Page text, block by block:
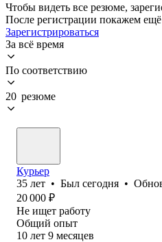
Чтобы видеть все резюме,
После регистрации покажем
Зарегистрироваться
За всё время
По соответствию
20 резюме
Курьер
35 лет • Был сегодня •
20 000 ₽
Не ищет работу
Общий опыт
10 лет 9 месяцев